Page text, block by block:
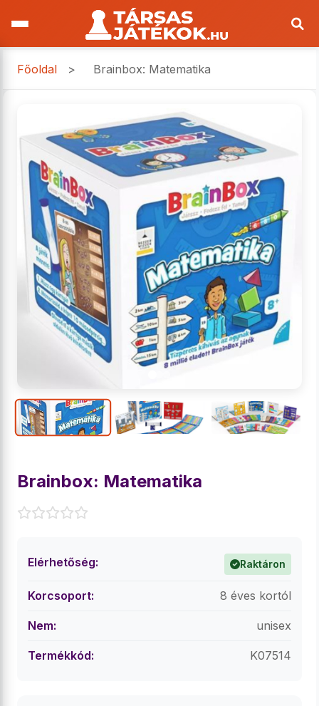
Főoldal > Brainbox: Matematika
Brainbox: Matematika
Elérhetőség: Raktáron
Korcsoport: 8 éves kortól
Nem: unisex
Termékkód: K07514